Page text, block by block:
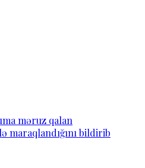
məruz qalan
maraqlandığını bildirib